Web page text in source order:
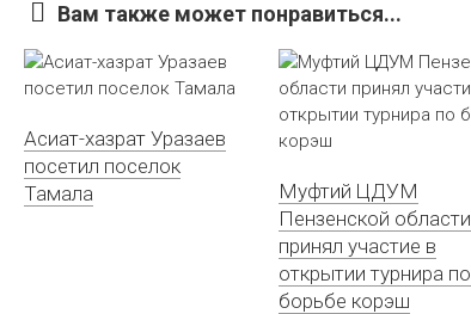
Вам также может понравиться...
Асиат-хазрат Уразаев
посетил поселок
Тамала
Муфтий ЦДУМ
Пензенской области
принял участие в
открытии турнира по
борьбе корэш